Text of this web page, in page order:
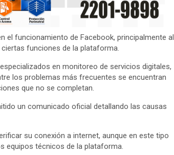
el funcionamiento de Facebook, principalmente al
funciones de la plataforma.
en monitoreo de servicios digitales,
los problemas más frecuentes se encuentran
que no se completan.
un comunicado oficial detallando las causas
su conexión a internet, aunque en este tipo
equipos técnicos de la plataforma.